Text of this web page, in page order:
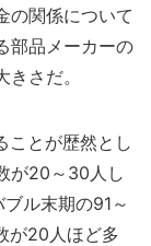
の関係について
部品メーカーの
さだ。
ことが歴然とし
が20～30人し
ル末期の91～
が20人ほど多